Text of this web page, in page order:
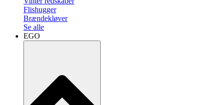
Flishugger
Brændekløver
Se alle
EGO